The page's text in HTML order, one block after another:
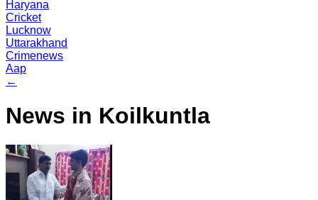
Haryana
Cricket
Lucknow
Uttarakhand
Crimenews
Aap
←
News in Koilkuntla